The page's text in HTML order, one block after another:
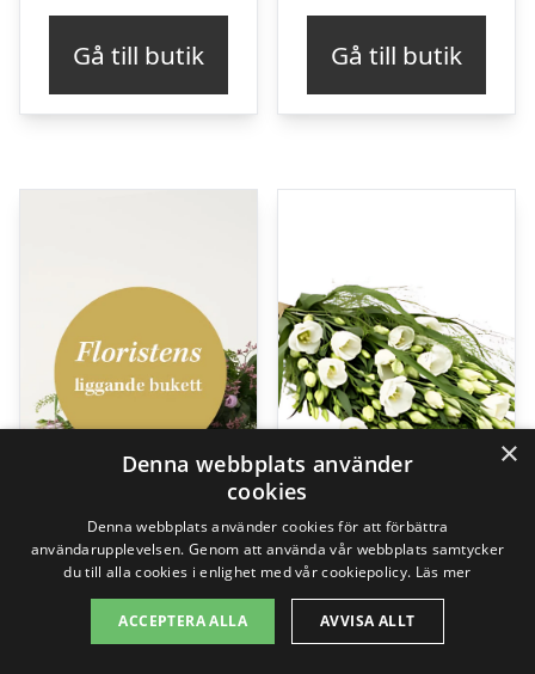
Gå till butik Gå till butik
Floristens liggande bukett
499,00kr
695,00kr
×
Denna webbplats använder
cookies
Denna webbplats använder cookies för att förbättra
användarupplevelsen. Genom att använda vår webbplats samtycker
du till alla cookies i enlighet med vår cookiepolicy. Läs mer
ACCEPTERA ALLA AVVISA ALLT